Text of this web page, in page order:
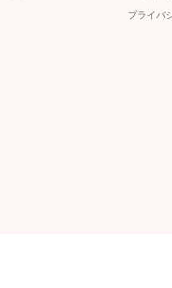
プライバ